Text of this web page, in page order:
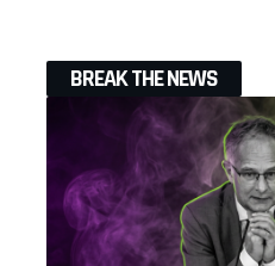
BREAK THE NEWS